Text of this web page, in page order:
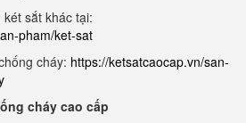
sắt khác tại:
pham/ket-sat
cháy: https://ketsatcaocap.vn/san-
cháy cao cấp